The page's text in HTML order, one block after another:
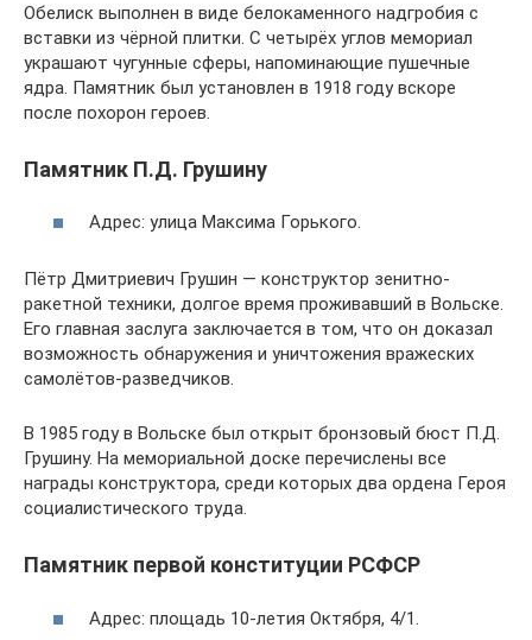
Обелиск выполнен в виде белокаменного надгробия с
вставки из чёрной плитки. С четырёх углов мемориал
украшают чугунные сферы, напоминающие пушечные
ядра. Памятник был установлен в 1918 году вскоре
после похорон героев.
Памятник П.Д. Грушину
Адрес: улица Максима Горького.
Пётр Дмитриевич Грушин — конструктор зенитно-
ракетной техники, долгое время проживавший в Вольске.
Его главная заслуга заключается в том, что он доказал
возможность обнаружения и уничтожения вражеских
самолётов-разведчиков.
В 1985 году в Вольске был открыт бронзовый бюст П.Д.
Грушину. На мемориальной доске перечислены все
награды конструктора, среди которых два ордена Героя
социалистического труда.
Памятник первой конституции РСФСР
Адрес: площадь 10-летия Октября, 4/1.